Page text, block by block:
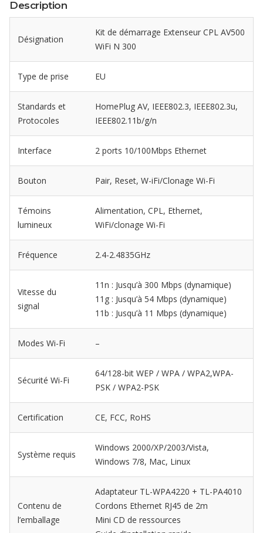
Description
Désignation
Kit de démarrage Extenseur CPL AV500
WiFi N 300
Type de prise EU
Standards et
Protocoles
HomePlug AV, IEEE802.3, IEEE802.3u,
IEEE802.11b/g/n
Interface 2 ports 10/100Mbps Ethernet
Bouton Pair, Reset, W-iFi/Clonage Wi-Fi
Témoins
lumineux
Alimentation, CPL, Ethernet,
WiFi/clonage Wi-Fi
Fréquence 2.4-2.4835GHz
Vitesse du
signal
11n : Jusqu’à 300 Mbps (dynamique)
11g : Jusqu’à 54 Mbps (dynamique)
11b : Jusqu’à 11 Mbps (dynamique)
Modes Wi-Fi –
Sécurité Wi-Fi
64/128-bit WEP / WPA / WPA2,WPA-
PSK / WPA2-PSK
Certification CE, FCC, RoHS
Système requis
Windows 2000/XP/2003/Vista,
Windows 7/8, Mac, Linux
Contenu de
l’emballage
Adaptateur TL-WPA4220 + TL-PA4010
Cordons Ethernet RJ45 de 2m
Mini CD de ressources